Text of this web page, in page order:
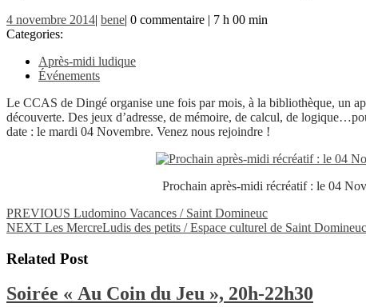
4 novembre 20144| benebene
| 0 commentaire | 7 h 00 min
Categories:
Après-midi ludique
Événements
Le CCAS de Dingé organise une fois par mois, à la bibliothèque, un
découverte. Des jeux d’adresse, de mémoire, de calcul, de
date : le mardi 04 Novembre. Venez nous rejoindre !
Prochain après-midi récréatif : le 04
Navigation
de
l’article
PREVIOUS Previous
post:
Ludomino Vacances / Saint Domineuc
NEXT Next
Les MercreLudis des petits / Espace culturel de Saint Domineuc
Related Post
Soirée « Au Coin du Jeu », 20h-22h30